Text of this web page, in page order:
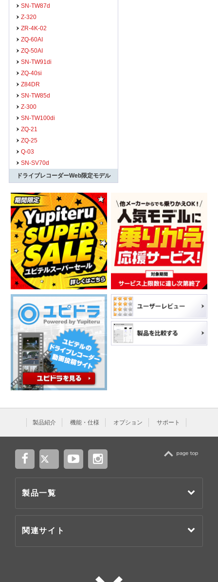
SN-TW87d
Z-320
ZR-4K-02
ZQ-60AI
ZQ-50AI
SN-TW91di
ZQ-40si
Z84DR
SN-TW85d
Z-300
SN-TW100di
ZQ-21
ZQ-25
Q-03
SN-SV70d
ドライブレコーダーWeb限定モデル
製品紹介 機能・仕様 オプション サポート
製品一覧
関連サイト